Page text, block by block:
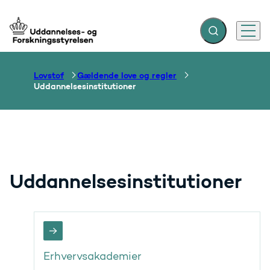
Gå til forsiden Fold søgefelt ud
Menu
Lovstof
Gældende love og regler
Uddannelsesinstitutioner
Uddannelsesinstitutioner
Erhvervsakademier